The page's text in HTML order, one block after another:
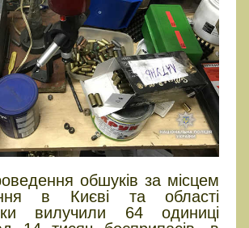
обшуків за місцем
в Києві та області
вилучили 64 одиниці